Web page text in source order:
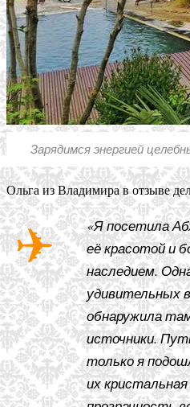
Зарядимся энергией
Ольга из Владимира в отзыве
«Я посетила
её красотой и
наследием.
удивительных
обнаружила
источники.
только я
их